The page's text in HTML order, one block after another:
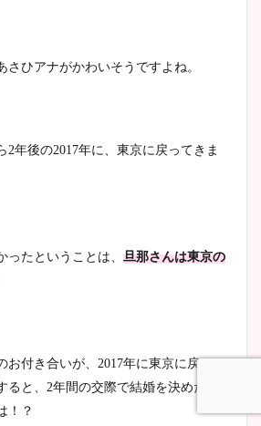
さひアナがかわいそうですよね。
2年後の2017年に、東京に戻ってきま
たということは、 旦那さんは東京の
付き合いが、2017年に東京に戻って
ると、2年間の交際で結婚を決めたとい
！？